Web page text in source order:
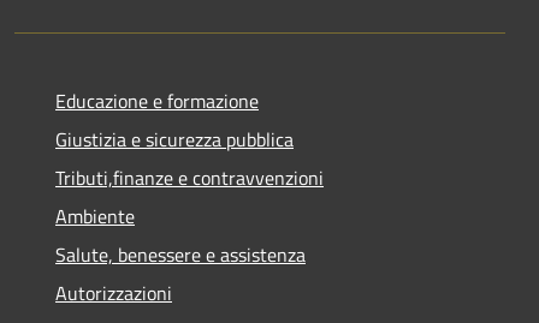
Educazione e formazione
Giustizia e sicurezza pubblica
Tributi,finanze e contravvenzioni
Ambiente
Salute, benessere e assistenza
Autorizzazioni